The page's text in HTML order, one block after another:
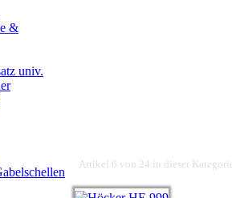
&
univ.
Artikel 6 von 24 in dieser